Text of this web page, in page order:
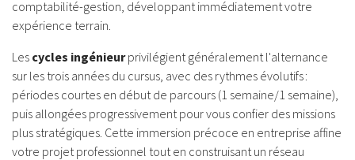
comptabilité-gestion, développant immédiatement votre
expérience terrain.
Les cycles ingénieurprivilégient généralement l'alternance
sur les trois années du cursus, avec des rythmes évolutifs :
périodes courtes en début de parcours (1 semaine/1 semaine),
puis allongées progressivement pour vous confier des missions
plus stratégiques. Cette immersion précoce en entreprise affine
votre projet professionnel tout en construisant un réseau